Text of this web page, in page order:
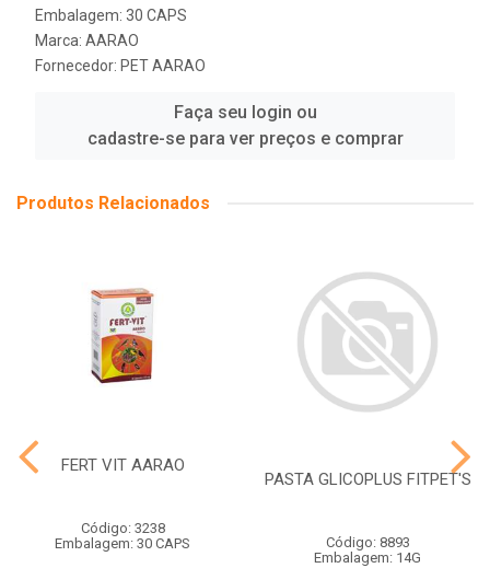
Embalagem: 30 CAPS
Marca: AARAO
Fornecedor: PET AARAO
Faça seu login ou
cadastre-se para ver preços e comprar
Produtos Relacionados
FERT VIT AARAO
Código: 3238
Embalagem: 30 CAPS
PASTA GLICOPLUS FITPET'S
Código: 8893
Embalagem: 14G